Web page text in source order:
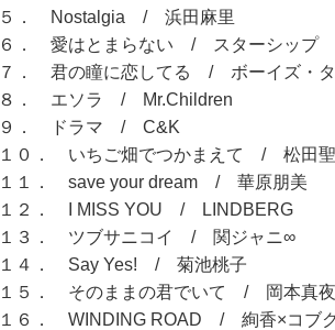
５． Nostalgia / 浜田麻里
６． 愛はとまらない / スターシップ
７． 君の瞳に恋してる / ボーイズ・タ
８． エソラ / Mr.Children
９． ドラマ / C&K
１０． いちご畑でつかまえて / 松田
１１． save your dream / 華原朋美
１２． I MISS YOU / LINDBERG
１３． ツブサニコイ / 関ジャニ∞
１４． Say Yes! / 菊池桃子
１５． そのままの君でいて / 岡本真夜
１６． WINDING ROAD / 絢香×コブ